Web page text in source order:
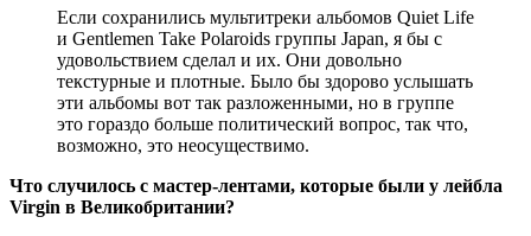
Если сохранились мультитреки альбомов Quiet Life
и Gentlemen Take Polaroids группы Japan, я бы с
удовольствием сделал и их. Они довольно
текстурные и плотные. Было бы здорово услышать
эти альбомы вот так разложенными, но в группе
это гораздо больше политический вопрос, так что,
возможно, это неосуществимо.
Что случилось с мастер-лентами, которые были у лейбла
Virgin в Великобритании?